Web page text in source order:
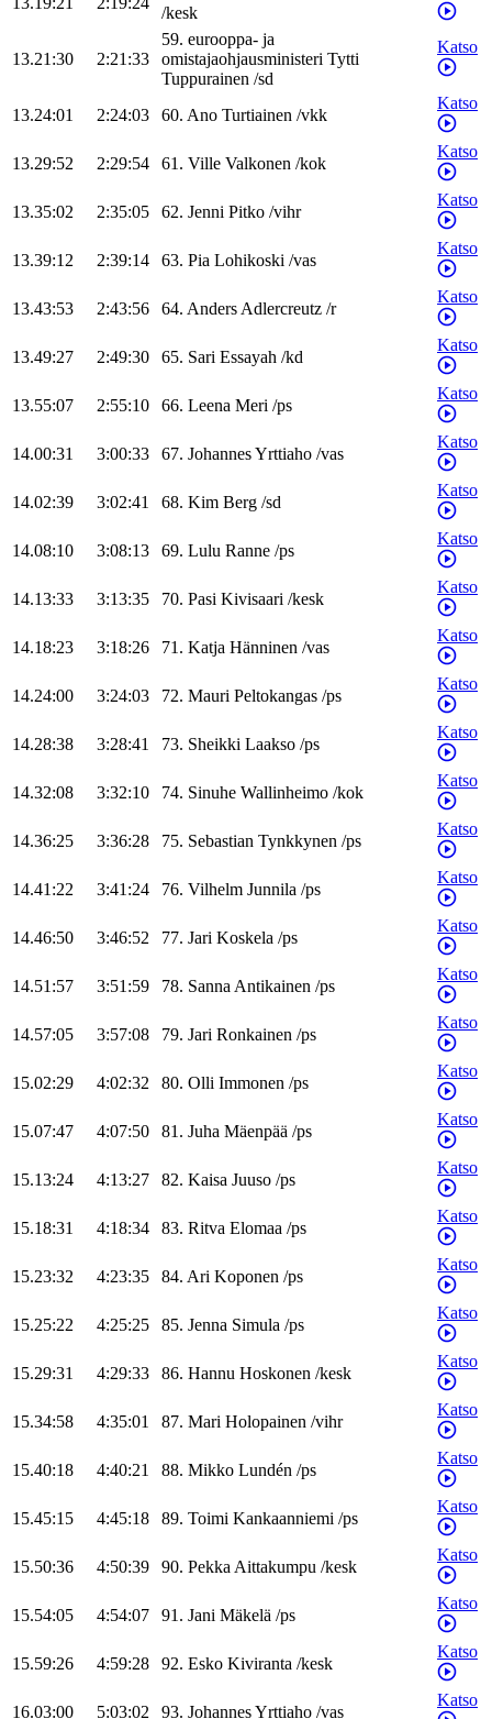
/kesk
13.21:30 2:21:33
59. eurooppa- ja
omistajaohjausministeri Tytti
Tuppurainen /sd
Katso
13.24:01 2:24:03 60. Ano Turtiainen /vkk
Katso
13.29:52 2:29:54 61. Ville Valkonen /kok
Katso
13.35:02 2:35:05 62. Jenni Pitko /vihr
Katso
13.39:12 2:39:14 63. Pia Lohikoski /vas
Katso
13.43:53 2:43:56 64. AndersAdlercreutz /r
Katso
13.49:27 2:49:30 65. Sari Essayah /kd
Katso
13.55:07 2:55:10 66. Leena Meri /ps
Katso
14.00:31 3:00:33 67. JohannesYrttiaho /vas
Katso
14.02:39 3:02:41 68. Kim Berg /sd
Katso
14.08:10 3:08:13 69. Lulu Ranne /ps
Katso
14.13:33 3:13:35 70. Pasi Kivisaari /kesk
Katso
14.18:23 3:18:26 71. Katja Hänninen /vas
Katso
14.24:00 3:24:03 72. Mauri Peltokangas /ps
Katso
14.28:38 3:28:41 73. Sheikki Laakso /ps
Katso
14.32:08 3:32:10 74. Sinuhe Wallinheimo /kok
Katso
14.36:25 3:36:28 75. Sebastian Tynkkynen /ps
Katso
14.41:22 3:41:24 76. Vilhelm Junnila /ps
Katso
14.46:50 3:46:52 77. Jari Koskela /ps
Katso
14.51:57 3:51:59 78. SannaAntikainen /ps
Katso
14.57:05 3:57:08 79. Jari Ronkainen /ps
Katso
15.02:29 4:02:32 80. Olli Immonen /ps
Katso
15.07:47 4:07:50 81. Juha Mäenpää /ps
Katso
15.13:24 4:13:27 82. Kaisa Juuso /ps
Katso
15.18:31 4:18:34 83. Ritva Elomaa /ps
Katso
15.23:32 4:23:35 84. Ari Koponen /ps
Katso
15.25:22 4:25:25 85. Jenna Simula /ps
Katso
15.29:31 4:29:33 86. Hannu Hoskonen /kesk
Katso
15.34:58 4:35:01 87. Mari Holopainen /vihr
Katso
15.40:18 4:40:21 88. Mikko Lundén /ps
Katso
15.45:15 4:45:18 89. Toimi Kankaanniemi /ps
Katso
15.50:36 4:50:39 90. PekkaAittakumpu /kesk
Katso
15.54:05 4:54:07 91. Jani Mäkelä /ps
Katso
15.59:26 4:59:28 92. Esko Kiviranta /kesk
Katso
16.03:00 5:03:02 93. JohannesYrttiaho /vas
Katso